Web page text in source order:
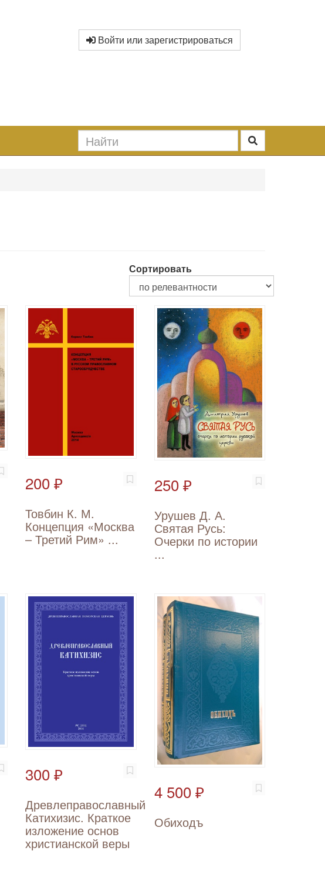
Войти или зарегистрироваться
Сортировать
200 ₽
Товбин К. М.
Концепция «Москва
– Третий Рим» ...
250 ₽
Урушев Д. А.
Святая Русь:
Очерки по истории
...
300 ₽
Древлеправославный
Катихизис. Краткое
изложение основ
христианской веры
4 500 ₽
Обиходъ